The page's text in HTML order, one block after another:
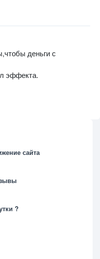
деньги с
эффекта.
сайта
?